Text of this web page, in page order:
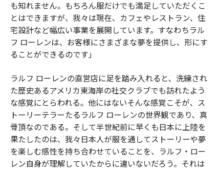
も知れません。もちろん服だけでも満足していただくこ
とはできますが、我々は現在、カフェやレストラン、住
宅設計など幅広い事業を展開しています。すなわちラル
フ ローレンは、お客様にさまざまな夢を提供し、形にす
ることができるのです」
ラルフ ローレンの直営店に足を踏み入れると、洗練され
た歴史あるアメリカ東海岸の社交クラブでも訪れたよう
な感覚にとらわれる。他にはないそんな感覚こそが、ス
トーリーテラーたるラルフ ローレンの世界観であり、真
骨頂なのである。そして半世紀前に早くも日本に上陸を
果たしたのは、我々日本人が服を通してストーリーや夢
を楽しむ感性を持ち合わせていることを、ラルフ・ロー
レン自身が理解していたからに違いないだろう。それは